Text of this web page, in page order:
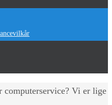
computerservice? Vi er lige